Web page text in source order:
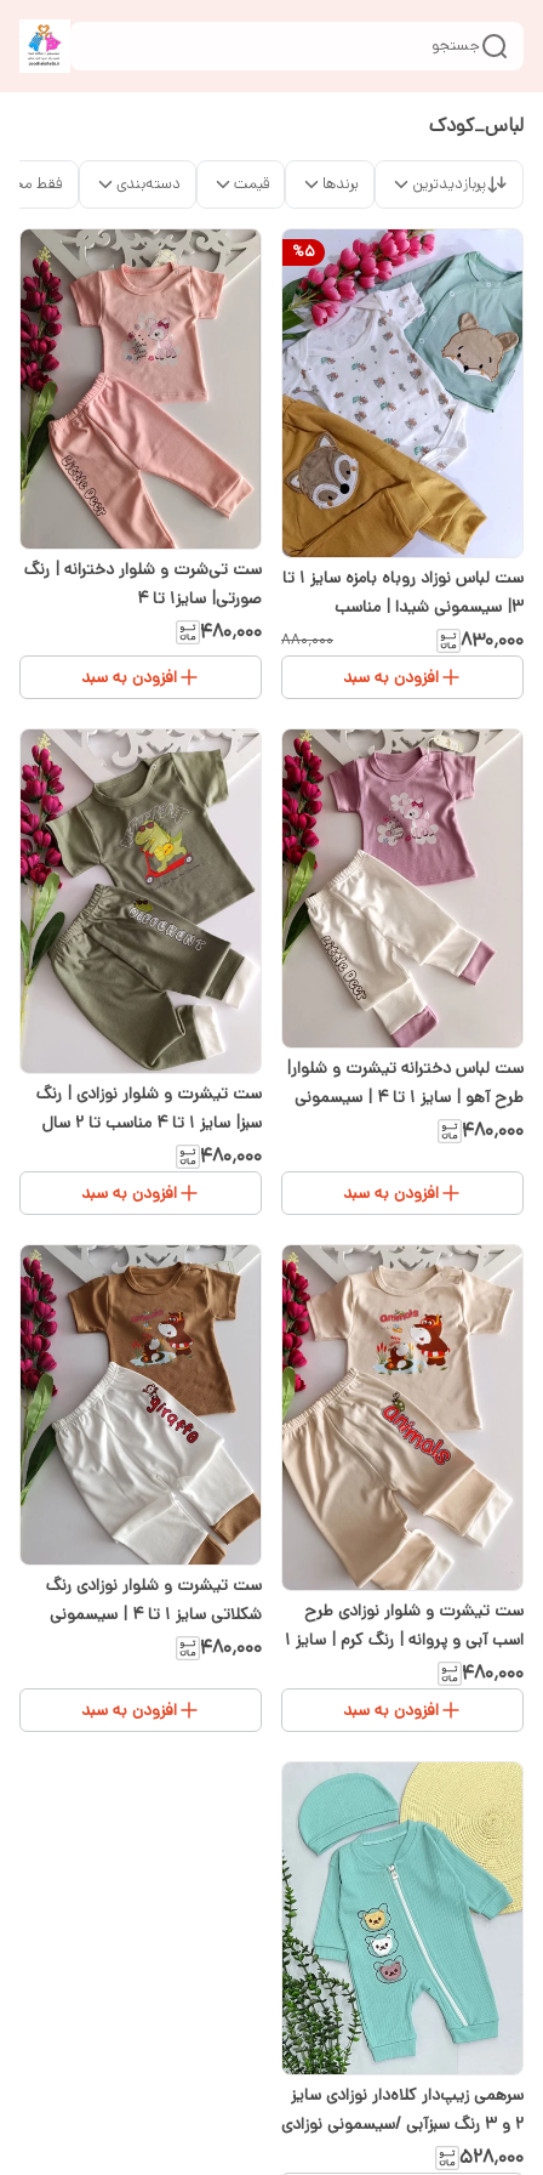
جستجو
لباس_کودک
پربازدیدترین برندها قیمت دسته‌بندی فقط
%5
ست لباس نوزاد روباه بامزه سایز ۱ تا
۳| سیسمونی شیدا | مناسب
سیسمونی
۸۳۰٬۰۰۰ ۸۸۰٬۰۰۰
افزودن به سبد
ست تی‌شرت و شلوار دخترانه | رنگ
صورتی| سایز۱ تا ۴
۴۸۰٬۰۰۰
افزودن به سبد
ست لباس دخترانه تیشرت و شلوار|
طرح آهو | سایز ۱ تا ۴ | سیسمونی
شیدا
۴۸۰٬۰۰۰
افزودن به سبد
ست تیشرت و شلوار نوزادی | رنگ
سبز| سایز ۱ تا ۴ مناسب تا ۲ سال
حدودا | سیسمونی شیدا
۴۸۰٬۰۰۰
افزودن به سبد
ست تیشرت و شلوار نوزادی طرح
اسب آبی و پروانه | رنگ کرم | سایز ۱
تا ۴ | سیسمونی شیدا
۴۸۰٬۰۰۰
افزودن به سبد
ست تیشرت و شلوار نوزادی رنگ
شکلاتی سایز ۱ تا ۴ | سیسمونی
شیدا
۴۸۰٬۰۰۰
افزودن به سبد
سرهمی زیپ‌دار کلاه‌دار نوزادی سایز
۲ و ۳ رنگ سبزآبی /سیسمونی نوزادی
شیدا
۵۲۸٬۰۰۰